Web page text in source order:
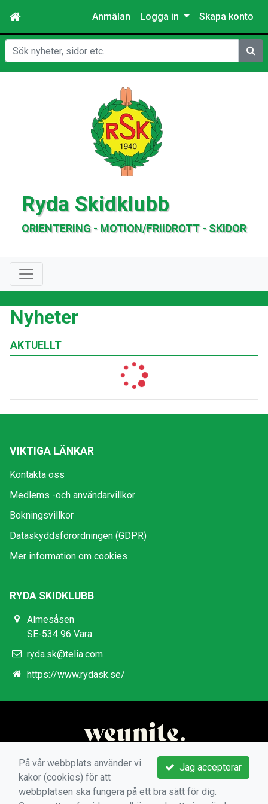
Anmälan Logga in Skapa konto
Sök
Ryda Skidklubb
ORIENTERING - MOTION/FRIIDROTT - SKIDOR
AKTUELLT
Nyheter
VIKTIGA LÄNKAR
Kontakta oss
Medlems -och användarvillkor
Bokningsvillkor
Dataskyddsförordningen (GDPR)
Mer information om cookies
RYDA SKIDKLUBB
Almesåsen
SE-534 96 Vara
ryda.sk@telia.com
https://www.rydask.se/
Jag accepterar
På vår webbplats använder vi
kakor (cookies) för att
webbplatsen ska fungera på ett bra sätt för dig.